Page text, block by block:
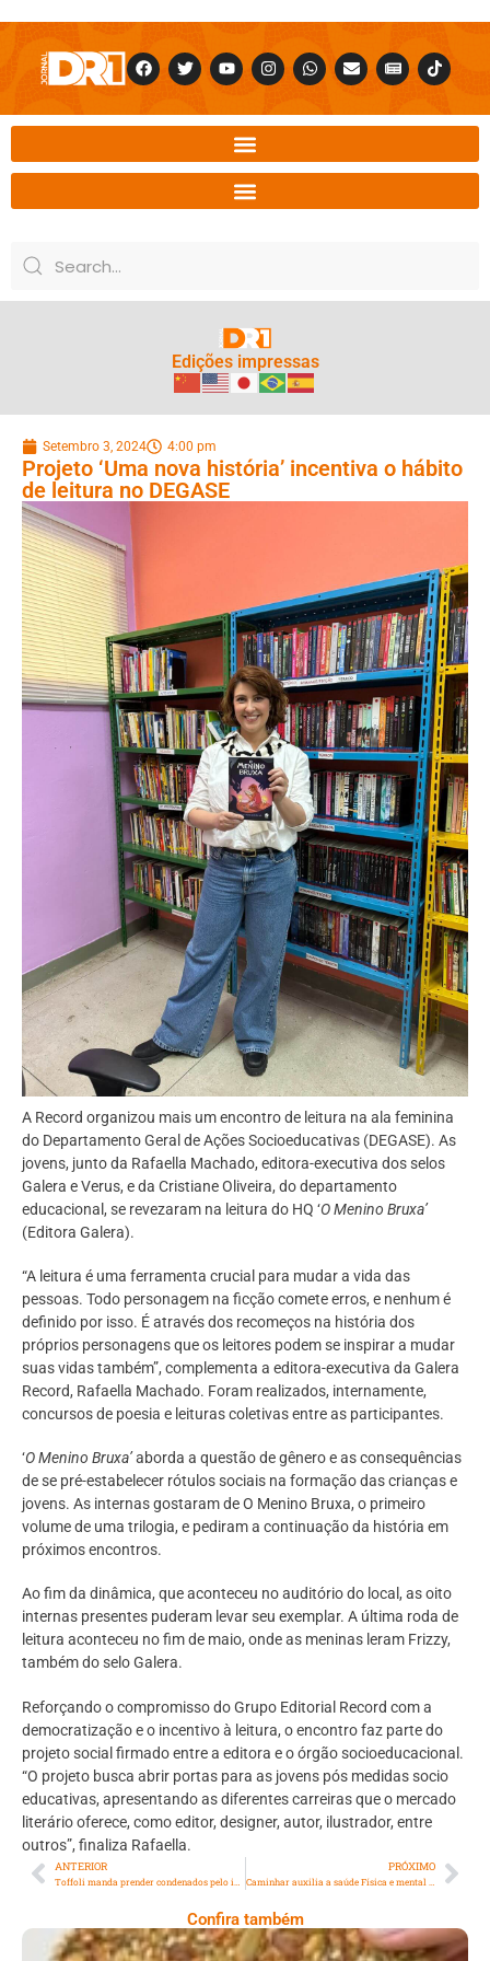
Edições impressas
Setembro 3, 2024 4:00 pm
Projeto ‘Uma nova história’ incentiva o hábito
de leitura no DEGASE
A Record organizou mais um encontro de leitura na ala feminina
do Departamento Geral de Ações Socioeducativas (DEGASE). As
jovens, junto da Rafaella Machado, editora-executiva dos selos
Galera e Verus, e da Cristiane Oliveira, do departamento
educacional, se revezaram na leitura do HQ ‘O Menino Bruxa’
(Editora Galera).
“A leitura é uma ferramenta crucial para mudar a vida das
pessoas. Todo personagem na ficção comete erros, e nenhum é
definido por isso. É através dos recomeços na história dos
próprios personagens que os leitores podem se inspirar a mudar
suas vidas também”, complementa a editora-executiva da Galera
Record, Rafaella Machado. Foram realizados, internamente,
concursos de poesia e leituras coletivas entre as participantes.
‘O Menino Bruxa’aborda a questão de gênero e as consequências
de se pré-estabelecer rótulos sociais na formação das crianças e
jovens. As internas gostaram de O Menino Bruxa, o primeiro
volume de uma trilogia, e pediram a continuação da história em
próximos encontros.
Ao fim da dinâmica, que aconteceu no auditório do local, as oito
internas presentes puderam levar seu exemplar. A última roda de
leitura aconteceu no fim de maio, onde as meninas leram Frizzy,
também do selo Galera.
Reforçando o compromisso do Grupo Editorial Record com a
democratização e o incentivo à leitura, o encontro faz parte do
projeto social firmado entre a editora e o órgão socioeducacional.
“O projeto busca abrir portas para as jovens pós medidas socio
educativas, apresentando as diferentes carreiras que o mercado
literário oferece, como editor, designer, autor, ilustrador, entre
outros”, finaliza Rafaella.
ANTERIOR PRÓXIMO
Confira também